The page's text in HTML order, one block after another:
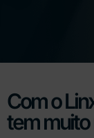
Com o
tem muito